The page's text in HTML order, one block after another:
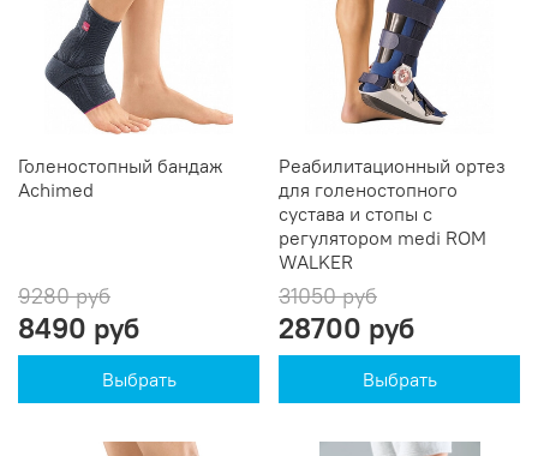
Голеностопный бандаж
Achimed
9280 руб
8490 руб
Выбрать
Реабилитационный ортез
для голеностопного
сустава и стопы с
регулятором medi ROM
WALKER
31050 руб
28700 руб
Выбрать